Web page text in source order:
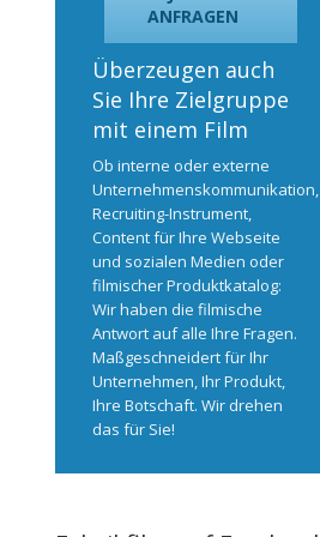
ANFRAGEN
Überzeugen auch
Sie Ihre Zielgruppe
mit einem Film
Ob interne oder externe
Unternehmenskommunikation,
Recruiting-Instrument,
Content für Ihre Webseite
und sozialen Medien oder
filmischer Produktkatalog:
Wir haben die filmische
Antwort auf alle Ihre Fragen.
Maßgeschneidert für Ihr
Unternehmen, Ihr Produkt,
Ihre Botschaft. Wir drehen
das für Sie!